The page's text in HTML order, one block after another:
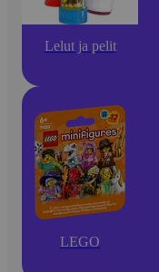
Lelut ja pelit
LEGO